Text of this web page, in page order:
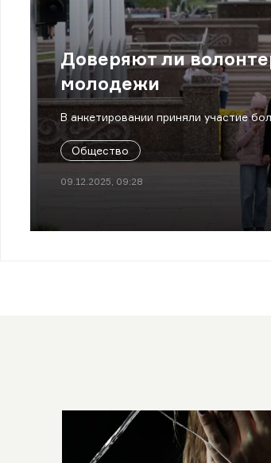
Доверяют ли
молодежи
В анкетировании приняли участие
Общество
09.12.2025, 09:28